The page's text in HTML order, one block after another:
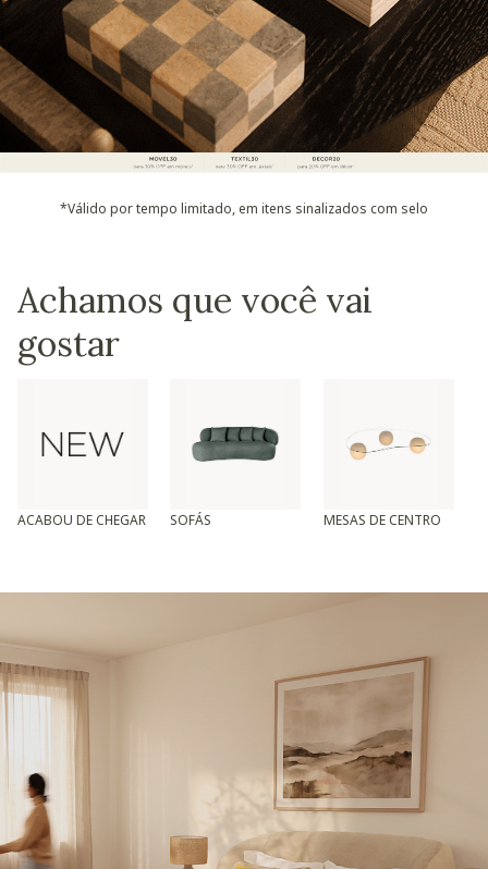
*Válido por tempo limitado, em itens sinalizados com selo
Achamos que você vai
gostar
ACABOU DE CHEGAR SOFÁS MESAS DE CENTRO